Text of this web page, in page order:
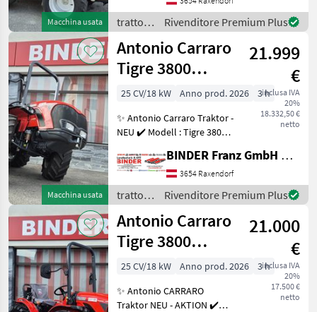
Macchina usata
Frontlenker ✔️ in
serienmäßiger Ausführung
✔️ erst 2.190 Bet
trattori
/
Antonio
Carraro
Rivenditore Premium Plus
Macchina usata
Antonio Carraro
Tigre 3800
Monty
21.999
€
inclusa IVA
20%
18.332,50 €
netto
25 CV/18 kW Anno prod. 2026
3 h
✨ Antonio Carraro Traktor -
NEU ✔️ Modell : Tigre 3800
Ausführung ✔️ 3-Zylinder
Dieselmotor YANMAR ✔️
Abgas-Stufe V, 26PS - ✔️
OHN
BINDER Franz GmbH & CoKG
3654 Raxendorf
trattori
/
Antonio
Carraro
Rivenditore Premium Plus
Antonio Carraro
Tigre 3800
VINOSTAR
21.000
€
inclusa IVA
20%
17.500 €
netto
25 CV/18 kW Anno prod. 2026
3 h
✨ Antonio CARRARO
Traktor NEU - AKTION ✔️